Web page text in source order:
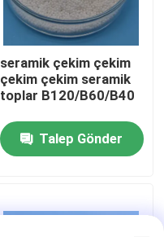
seramik çekim çekim
çekim çekim seramik
toplar B120/B60/B40
Talep Gönder